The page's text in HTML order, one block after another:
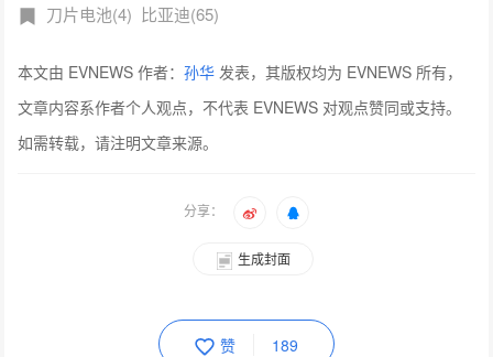
刀片电池(4) 比亚迪(65)
本文由 EVNEWS 作者：孙华 发表，其版权均为 EVNEWS 所有，
文章内容系作者个人观点，不代表 EVNEWS 对观点赞同或支持。
如需转载，请注明文章来源。
分享：
生成封面
赞 189